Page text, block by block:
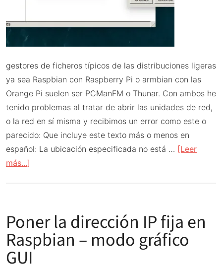
gestores de ficheros típicos de las distribuciones ligeras
ya sea Raspbian con Raspberry Pi o armbian con las
Orange Pi suelen ser PCManFM o Thunar. Con ambos he
tenido problemas al tratar de abrir las unidades de red,
o la red en sí misma y recibimos un error como este o
parecido: Que incluye este texto más o menos en
español: La ubicación especificada no está … [Leer
más...]
PCManfm
tienen
Poner la dirección IP fija en
Raspbian – modo gráfico
GUI